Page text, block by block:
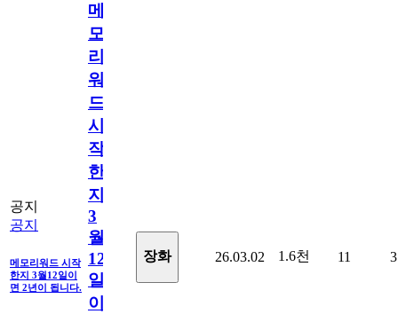
공지
공지
메모리워드 시작
한지 3월12일이
면 2년이 됩니다.
메
모
리
워
드
시
작
한
지
3
월
12
일
이
장화 26.03.02 1.6천 11 3